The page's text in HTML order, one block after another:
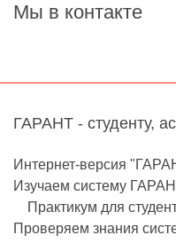
Мы в контакте
ГАРАНТ - студенту,
Интернет-версия
Изучаем систему
Практикум для
Проверяем знания